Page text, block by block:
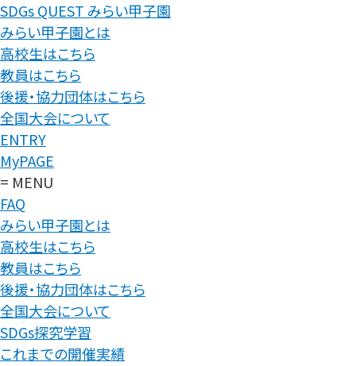
SDGs QUEST みらい甲子園
みらい甲子園とは
高校生はこちら
教員はこちら
後援・協力団体はこちら
全国大会について
ENTRY
MyPAGE
= MENU
FAQ
みらい甲子園とは
高校生はこちら
教員はこちら
後援・協力団体はこちら
全国大会について
SDGs探究学習
これまでの開催実績